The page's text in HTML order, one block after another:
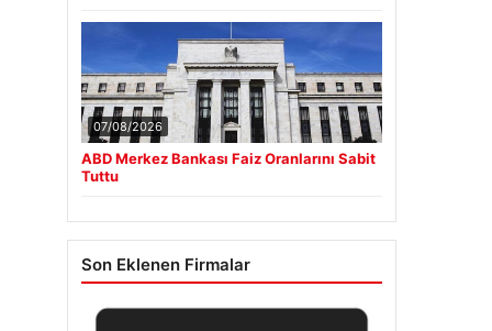
07/08/2026
ABD Merkez Bankası Faiz Oranlarını Sabit
Tuttu
Son Eklenen Firmalar